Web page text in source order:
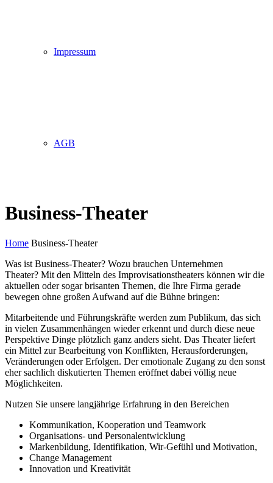
Impressum
AGB
Business-Theater
Home Business-Theater
Was ist Business-Theater? Wozu brauchen Unternehmen
Theater? Mit den Mitteln des Improvisationstheaters können wir die
aktuellen oder sogar brisanten Themen, die Ihre Firma gerade
bewegen ohne großen Aufwand auf die Bühne bringen:
Mitarbeitende und Führungskräfte werden zum Publikum, das sich
in vielen Zusammenhängen wieder erkennt und durch diese neue
Perspektive Dinge plötzlich ganz anders sieht. Das Theater liefert
ein Mittel zur Bearbeitung von Konflikten, Herausforderungen,
Veränderungen oder Erfolgen. Der emotionale Zugang zu den sonst
eher sachlich diskutierten Themen eröffnet dabei völlig neue
Möglichkeiten.
Nutzen Sie unsere langjährige Erfahrung in den Bereichen
Kommunikation, Kooperation und Teamwork
Organisations- und Personalentwicklung
Markenbildung, Identifikation, Wir-Gefühl und Motivation,
Change Management
Innovation und Kreativität